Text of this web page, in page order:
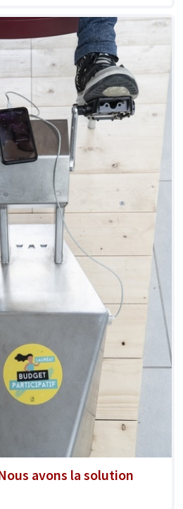
avons la solution